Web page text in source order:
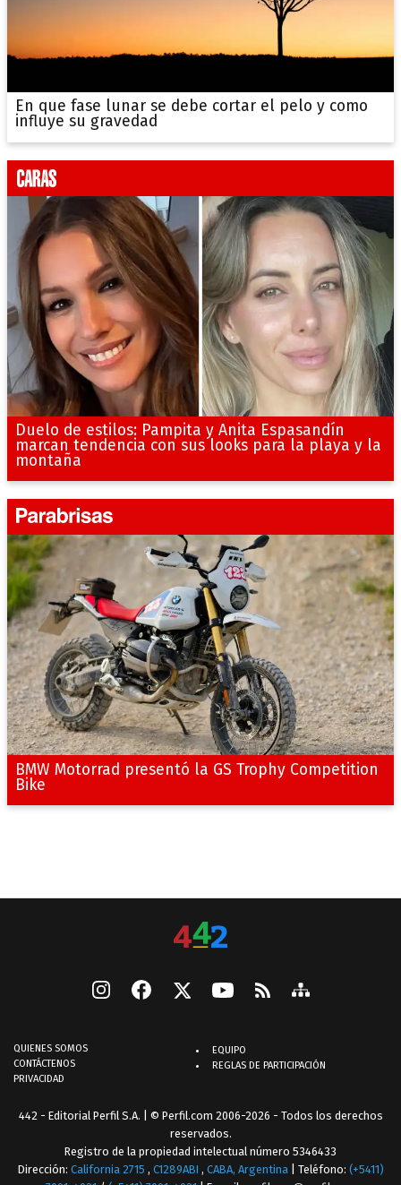
En que fase lunar se debe cortar el pelo y como
influye su gravedad
Duelo de estilos: Pampita y Anita Espasandín
marcan tendencia con sus looks para la playa y la
montaña
BMW Motorrad presentó la GS Trophy Competition
Bike
QUIENES SOMOS
CONTÁCTENOS
PRIVACIDAD
EQUIPO
REGLAS DE PARTICIPACIÓN
442 - Editorial Perfil S.A. | © Perfil.com 2006-2026 - Todos los derechos
reservados.
Registro de la propiedad intelectual número 5346433
Dirección: California 2715 , C1289ABI , CABA, Argentina | Teléfono: (+5411)